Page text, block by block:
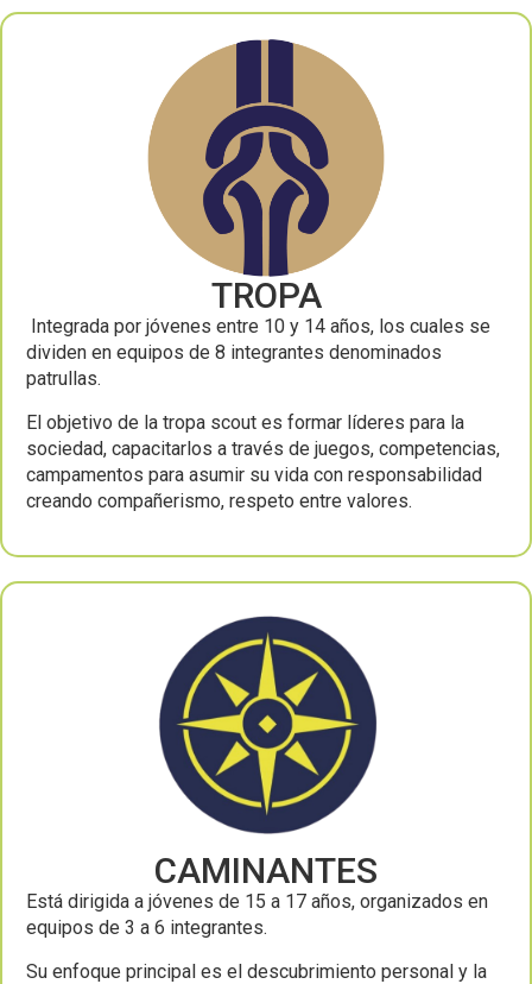
TROPA
Integrada por jóvenes entre 10 y 14 años, los cuales se
dividen en equipos de 8 integrantes denominados
patrullas.
El objetivo de la tropa scout es formar líderes para la
sociedad, capacitarlos a través de juegos, competencias,
campamentos para asumir su vida con responsabilidad
creando compañerismo, respeto entre valores.
CAMINANTES
Está dirigida a jóvenes de 15 a 17 años, organizados en
equipos de 3 a 6 integrantes.
Su enfoque principal es el descubrimiento personal y la